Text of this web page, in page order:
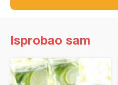
Isprobao sam